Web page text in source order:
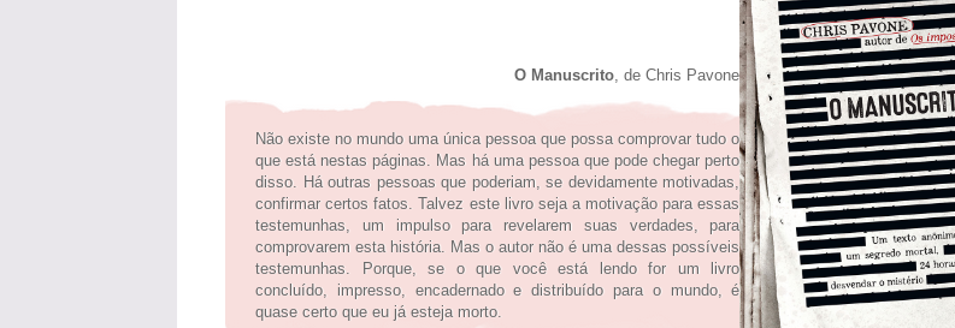
O Manuscrito, de Chris Pavone
Não existe no mundo uma única pessoa que possa comprovar tudo o
que está nestas páginas. Mas há uma pessoa que pode chegar perto
disso. Há outras pessoas que poderiam, se devidamente motivadas,
confirmar certos fatos. Talvez este livro seja a motivação para essas
testemunhas, um impulso para revelarem suas verdades, para
comprovarem esta história. Mas o autor não é uma dessas possíveis
testemunhas. Porque, se o que você está lendo for um livro
concluído, impresso, encadernado e distribuído para o mundo, é
quase certo que eu já esteja morto.